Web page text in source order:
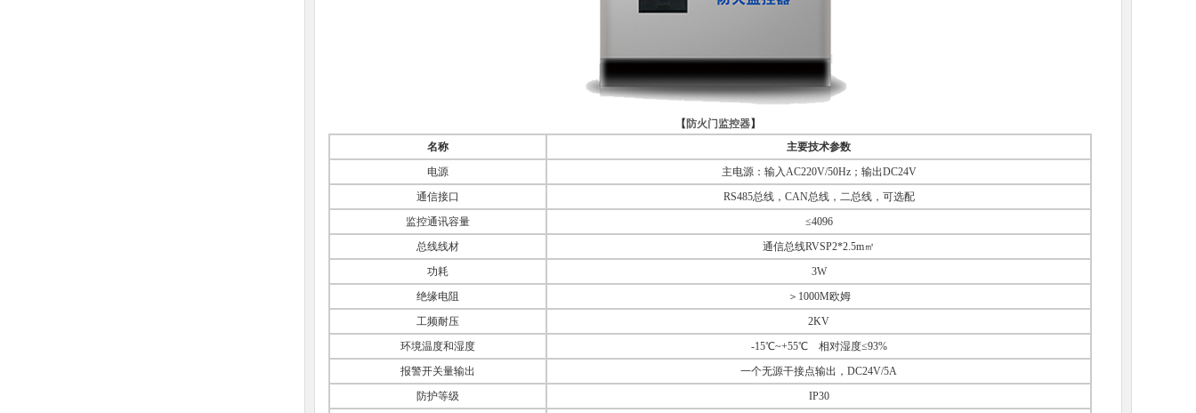
【 防火门监控器】
名称
主要技术参数
电源
主电源：输入AC220V/50Hz；输出DC24V
通信接口
RS485总线，CAN总线，二总线，可选配
监控通讯容量
≤4096
总线线材
通信总线RVSP2*2.5m㎡
功耗
3W
绝缘电阻
＞1000M欧姆
工频耐压
2KV
环境温度和湿度
-15℃~+55℃ 相对湿度≤93%
报警开关量输出
一个无源干接点输出，DC24V/5A
防护等级
IP30